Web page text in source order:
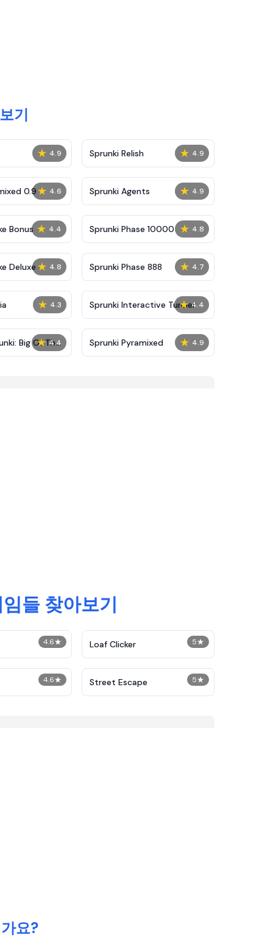
기
★ 4.9 ★ 4.9
Sprunki Relish
★ 4.6
0.9 ★ 4.9
Sprunki Agents
★ 4.4
Bonus ★ 4.8
Sprunki Phase 10000
★ 4.8
Deluxe ★ 4.7
Sprunki Phase 888
★ 4.3 ★ 4.4
Sprunki Interactive Tunner
★ 4.4
Big Of The
★ 4.9
Sprunki Pyramixed
들 찾아보기
4.6★ 5★
Loaf Clicker
4.6★ 5★
Street Escape
요?